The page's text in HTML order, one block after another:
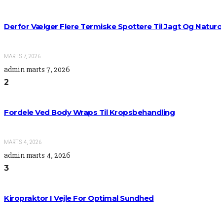
Derfor Vælger Flere Termiske Spottere Til Jagt Og
MARTS 7, 2026
admin marts 7, 2026
2
Fordele Ved Body Wraps Til Kropsbehandling
MARTS 4, 2026
admin marts 4, 2026
3
Kiropraktor I Vejle For Optimal Sundhed